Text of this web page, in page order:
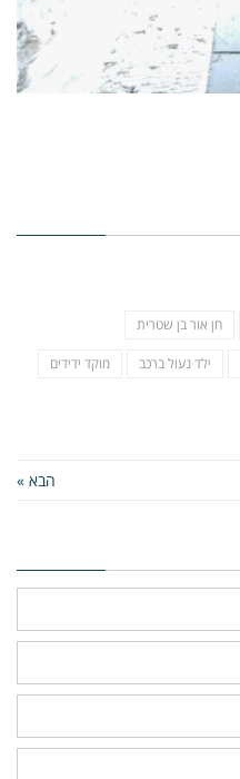
חן אור בן שטרית
ילד נעול ברכב מוקד ידידים
הבא »